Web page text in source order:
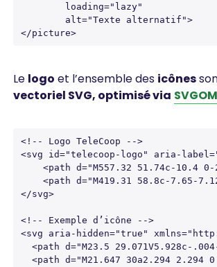
        loading="lazy"
        alt="Texte alternatif">
</picture>
Le logo et l’ensemble des icônes
vectoriel SVG, optimisé via
<!-- Logo TeleCoop -->
<svg id="telecoop-logo" aria-
<path d="M557.32 51.74c-10.4
<path d="M419.31 58.8c-7.65-
</svg>
<!-- Exemple d’icône -->
<svg aria-hidden="true"
<path d="M23.5 29.071V5.928c-
<path d="M21.647 30a2.294 2.294